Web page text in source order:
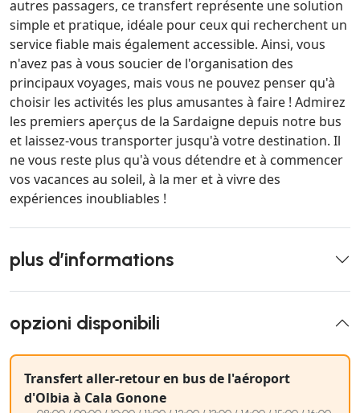
autres passagers, ce transfert représente une solution
simple et pratique, idéale pour ceux qui recherchent un
service fiable mais également accessible. Ainsi, vous
n'avez pas à vous soucier de l'organisation des
principaux voyages, mais vous ne pouvez penser qu'à
choisir les activités les plus amusantes à faire ! Admirez
les premiers aperçus de la Sardaigne depuis notre bus
et laissez-vous transporter jusqu'à votre destination. Il
ne vous reste plus qu'à vous détendre et à commencer
vos vacances au soleil, à la mer et à vivre des
expériences inoubliables !
plus d’informations
opzioni disponibili
Transfert aller-retour en bus de l'aéroport
d'Olbia à Cala Gonone